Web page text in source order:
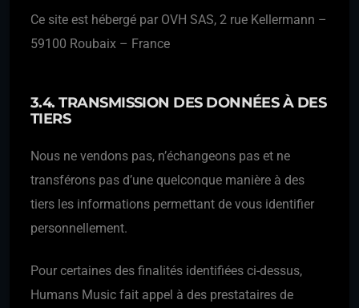
Ce site est hébergé par OVH SAS, 2 rue Kellermann –
59100 Roubaix – France
3.4. TRANSMISSION DES DONNÉES À DES
TIERS
Nous ne vendons pas, n’échangeons pas et ne
transférons pas d’une quelconque manière à des
tiers les informations permettant de vous identifier
personnellement.
Pour certaines des finalités identifiées ci-dessus,
Humans Music fait appel à des prestataires de